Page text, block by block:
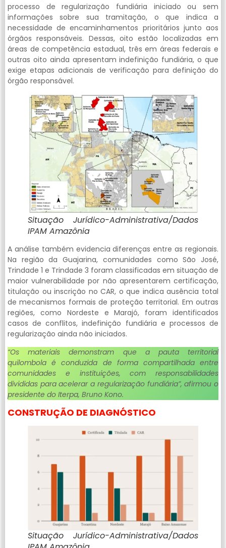
processo de regularização fundiária iniciado ou sem
informações sobre sua tramitação, o que indica a
necessidade de encaminhamentos prioritários junto aos
órgãos responsáveis. Dessas, oito estão localizadas em
áreas de competência estadual, três em áreas federais e
outras oito ainda apresentam indefinição fundiária, o que
exige etapas adicionais de verificação para definição do
órgão responsável.
Situação Jurídico-Administrativa/Dados
IPAM Amazônia
A análise também evidencia diferenças entre as regionais.
Na região da Guajarina, comunidades como São José,
Trindade 1 e Trindade 3 foram classificadas em situação de
maior vulnerabilidade por não apresentarem certificação,
titulação ou inscrição no CAR, o que indica ausência total
de mecanismos formais de proteção territorial. Em outras
regiões, como Nordeste e Marajó, foram identificados
casos de conflitos, indefinição fundiária e processos de
regularização ainda não iniciados.
“Os materiais demonstram que a pauta territorial
quilombola é conduzida de forma compartilhada entre
comunidades e instituições, com responsabilidades
divididas para acelerar a regularização fundiária”, afirmou o
presidente do Iterpa, Bruno Kono.
CONSTRUÇÃO DE DIAGNÓSTICO
Situação Jurídico-Administrativa/Dados